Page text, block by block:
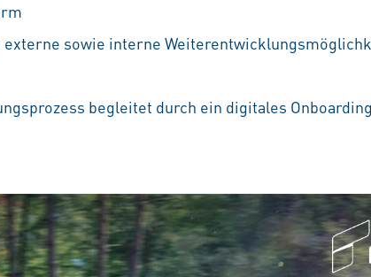
sowie interne
begleitet durch ein digitales